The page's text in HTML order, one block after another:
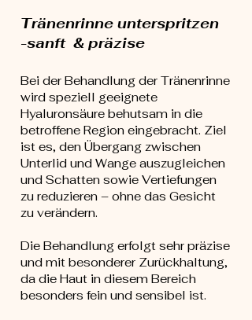
Tränenrinne unterspritzen
-sanft & präzise
Bei der Behandlung der Tränenrinne
wird speziell geeignete
Hyaluronsäure behutsam in die
betroffene Region eingebracht. Ziel
ist es, den Übergang zwischen
Unterlid und Wange auszugleichen
und Schatten sowie Vertiefungen
zu reduzieren – ohne das Gesicht
zu verändern.
Die Behandlung erfolgt sehr präzise
und mit besonderer Zurückhaltung,
da die Haut in diesem Bereich
besonders fein und sensibel ist.